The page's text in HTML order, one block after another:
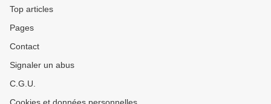
Top articles
Pages
Contact
Signaler un abus
C.G.U.